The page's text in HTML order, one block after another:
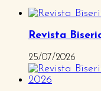
Revista
25/07/2026